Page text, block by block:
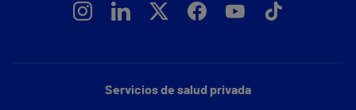
Servicios de salud privada